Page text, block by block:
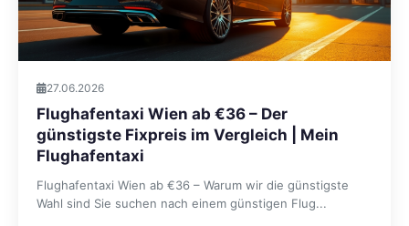
27.06.2026
Flughafentaxi Wien ab €36 – Der
günstigste Fixpreis im Vergleich | Mein
Flughafentaxi
Flughafentaxi Wien ab €36 – Warum wir die günstigste
Wahl sind Sie suchen nach einem günstigen Flug...